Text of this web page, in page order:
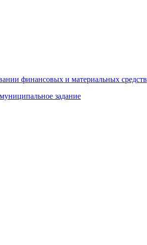
финансовых и материальных средств
задание